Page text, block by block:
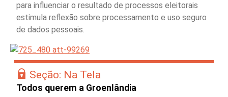
para influenciar o resultado de processos eleitorais
estimula reflexão sobre processamento e uso seguro
de dados pessoais.
Seção: Na Tela
Todos querem a Groenlândia